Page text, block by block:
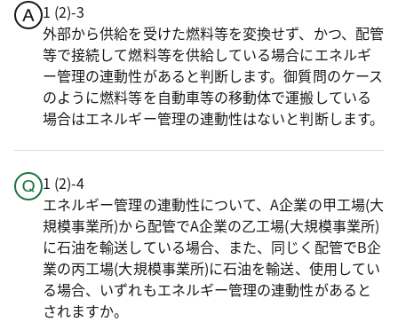
1 (2)-3
外部から供給を受けた燃料等を変換せず、かつ、配管
等で接続して燃料等を供給している場合にエネルギ
ー管理の連動性があると判断します。御質問のケース
のように燃料等を自動車等の移動体で運搬している
場合はエネルギー管理の連動性はないと判断します。
1 (2)-4
エネルギー管理の連動性について、A企業の甲工場(大
規模事業所)から配管でA企業の乙工場(大規模事業所)
に石油を輸送している場合、また、同じく配管でB企
業の丙工場(大規模事業所)に石油を輸送、使用してい
る場合、いずれもエネルギー管理の連動性があると
されますか。